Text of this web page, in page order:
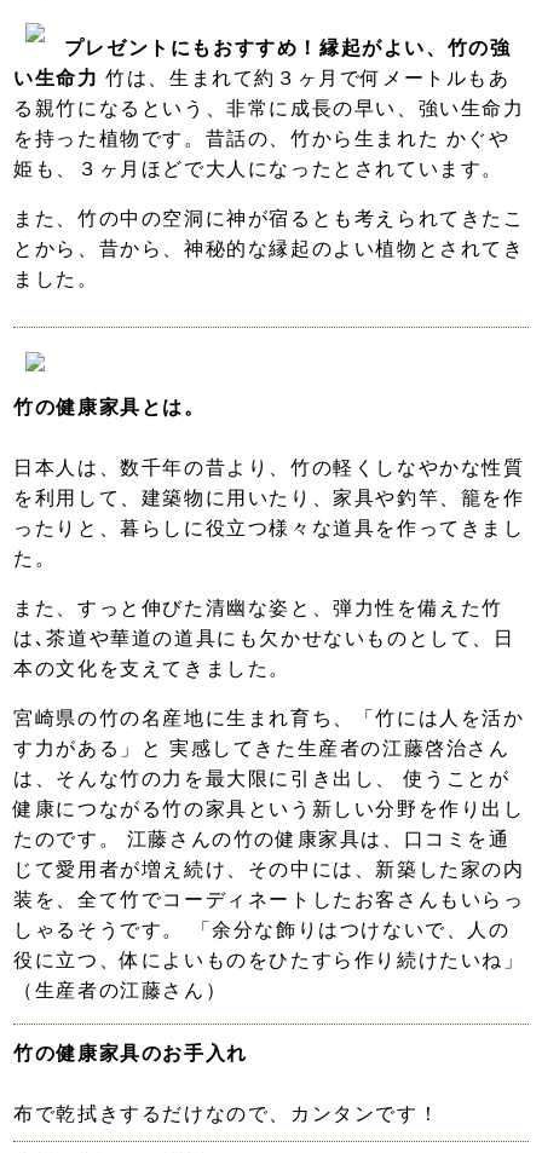
プレゼントにもおすすめ！縁起がよい、竹の強
い生命力 竹は、生まれて約３ヶ月で何メートルもあ
る親竹になるという、非常に成長の早い、強い生命力
を持った植物です。昔話の、竹から生まれた かぐや
姫も、３ヶ月ほどで大人になったとされています。
また、竹の中の空洞に神が宿るとも考えられてきたこ
とから、昔から、神秘的な縁起のよい植物とされてき
ました。
竹の健康家具とは。
日本人は、数千年の昔より、竹の軽くしなやかな性質
を利用して、建築物に用いたり、家具や釣竿、籠を作
ったりと、暮らしに役立つ様々な道具を作ってきまし
た。
また、すっと伸びた清幽な姿と、弾力性を備えた竹
は､茶道や華道の道具にも欠かせないものとして、日
本の文化を支えてきました。
宮崎県の竹の名産地に生まれ育ち、「竹には人を活か
す力がある」と 実感してきた生産者の江藤啓治さん
は、そんな竹の力を最大限に引き出し、 使うことが
健康につながる竹の家具という新しい分野を作り出し
たのです。 江藤さんの竹の健康家具は、口コミを通
じて愛用者が増え続け、その中には、新築した家の内
装を、全て竹でコーディネートしたお客さんもいらっ
しゃるそうです。 「余分な飾りはつけないで、人の
役に立つ、体によいものをひたすら作り続けたいね」
（生産者の江藤さん）
竹の健康家具のお手入れ
布で乾拭きするだけなので、カンタンです！